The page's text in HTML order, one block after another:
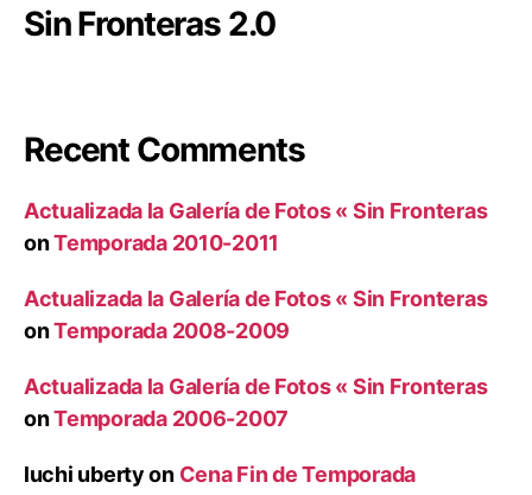
Sin Fronteras 2.0
Recent Comments
Actualizada la Galería de Fotos « Sin Fronteras
onTemporada 2010-2011
Actualizada la Galería de Fotos « Sin Fronteras
onTemporada 2008-2009
Actualizada la Galería de Fotos « Sin Fronteras
onTemporada 2006-2007
luchi ubertyon Cena Fin de Temporada